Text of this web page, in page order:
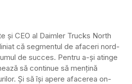
și CEO al Daimler Trucks North
că segmentul de afaceri nord-
de succes. Pentru a-și atinge
să continue să mențină
Și să își apere afacerea on-